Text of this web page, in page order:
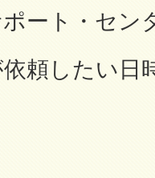
ート・セン
頼したい日